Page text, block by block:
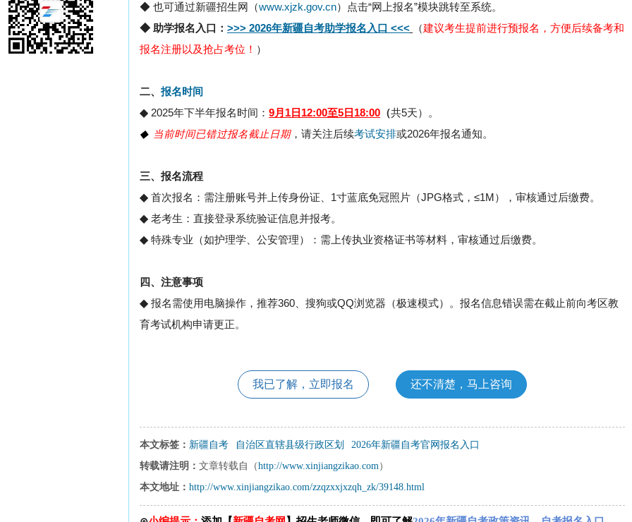
◆ 也可通过新疆招生网（www.xjzk.gov.cn）点击“网上报名”模块跳转至系统‌。
◆ 助学报名入口： >>> 2026年新疆自考助学报名入口 <<< （建议考生提前进行预报名，方便后续备考和
报名注册以及抢占考位！ ）
二、 报名时间
◆ ‌2025年下半年报名时间‌： 9月1日12:00至5日18:00 （共5天）‌。
◆ 当前时间已错过报名截止日期，请关注后续考试安排或2026年报名通知。
三、报名流程
◆ ‌首次报名‌：需注册账号并上传身份证、1寸蓝底免冠照片（JPG格式，≤1M），审核通过后缴费‌。
◆ 老考生‌：直接登录系统验证信息并报考‌。‌
◆ 特殊专业‌（如护理学、公安管理）：需上传执业资格证书等材料，审核通过后缴费‌。
四、注意事项
◆ 报名需使用电脑操作，推荐360、搜狗或QQ浏览器（极速模式）‌。报名信息错误需在截止前向考区教
育考试机构申请更正。
我已了解，立即报名 还不清楚，马上咨询
本文标签： 新疆自考 自治区直辖县级行政区划
2026年新疆自考官网报名入口
转载请注明： 文章转载自（http://www.xinjiangzikao.com ）
本文地址： http://www.xinjiangzikao.com/zzqzxxjxzqh_zk/39148.html